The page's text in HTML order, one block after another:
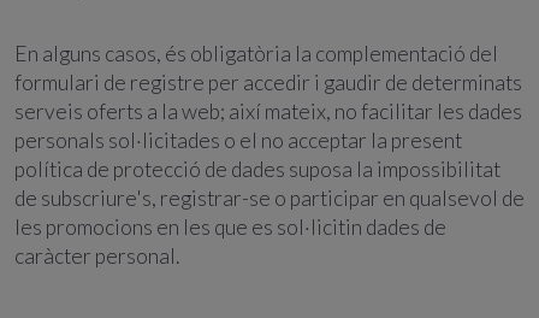
En alguns casos, és obligatòria la complementació del
formulari de registre per accedir i gaudir de determinats
serveis oferts a la web; així mateix, no facilitar les dades
personals sol·licitades o el no acceptar la present
política de protecció de dades suposa la impossibilitat
de subscriure's, registrar-se o participar en qualsevol de
les promocions en les que es sol·licitin dades de
caràcter personal.